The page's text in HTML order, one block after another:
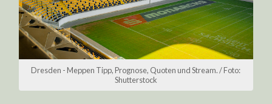
Dresden - Meppen Tipp, Prognose, Quoten und Stream. / Foto:
Shutterstock